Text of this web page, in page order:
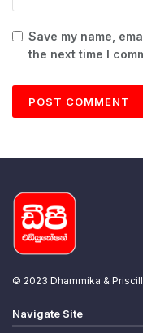
Save my name,
the next time I
© 2023 Dhammika &
Navigate Site